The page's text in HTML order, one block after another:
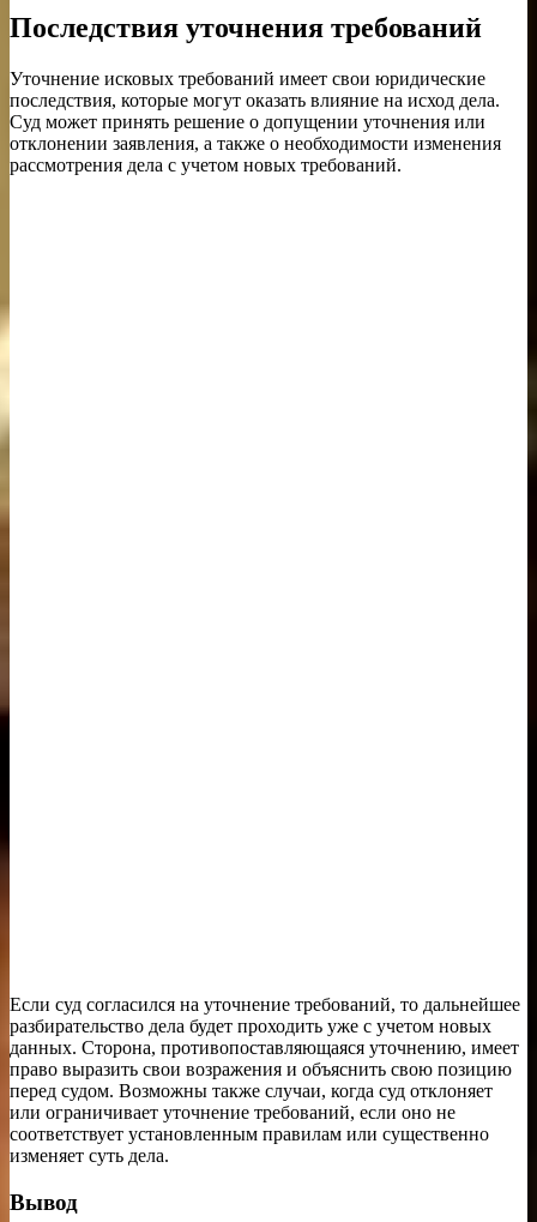
Последствия уточнения требований
Уточнение исковых требований имеет свои юридические
последствия, которые могут оказать влияние на исход дела.
Суд может принять решение о допущении уточнения или
отклонении заявления, а также о необходимости изменения
рассмотрения дела с учетом новых требований.
Если суд согласился на уточнение требований, то дальнейшее
разбирательство дела будет проходить уже с учетом новых
данных. Сторона, противопоставляющаяся уточнению, имеет
право выразить свои возражения и объяснить свою позицию
перед судом. Возможны также случаи, когда суд отклоняет
или ограничивает уточнение требований, если оно не
соответствует установленным правилам или существенно
изменяет суть дела.
Вывод